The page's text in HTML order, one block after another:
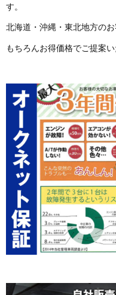
す。
北海道・沖縄・東北地方の
もちろんお得価格でご提案い